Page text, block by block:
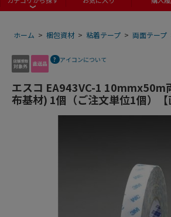
ホーム > 梱包資材 > 粘着テープ > 両面テープ
アイコンについて
エスコ EA943VC-1 10mmx50m
布基材) 1個（ご注文単位1個）【